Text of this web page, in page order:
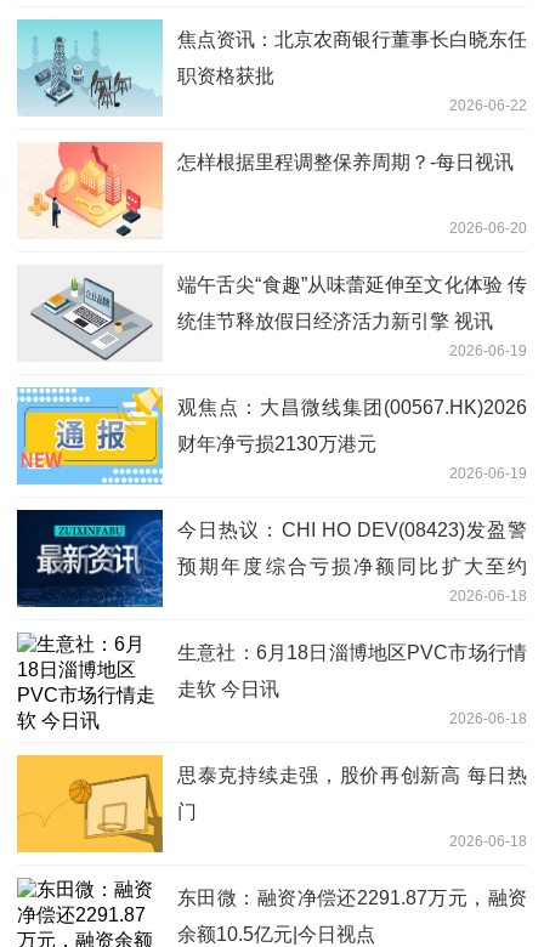
焦点资讯：北京农商银行董事长白晓东任
职资格获批
2026-06-22
怎样根据里程调整保养周期？-每日视讯
2026-06-20
端午舌尖“食趣”从味蕾延伸至文化体验 传
统佳节释放假日经济活力新引擎 视讯
2026-06-19
观焦点：大昌微线集团(00567.HK)2026
财年净亏损2130万港元
2026-06-19
今日热议：CHI HO DEV(08423)发盈警
预期年度综合亏损净额同比扩大至约
2026-06-18
生意社：6月18日淄博地区PVC市场行情
走软 今日讯
2026-06-18
思泰克持续走强，股价再创新高 每日热
门
2026-06-18
东田微：融资净偿还2291.87万元，融资
余额10.5亿元|今日视点